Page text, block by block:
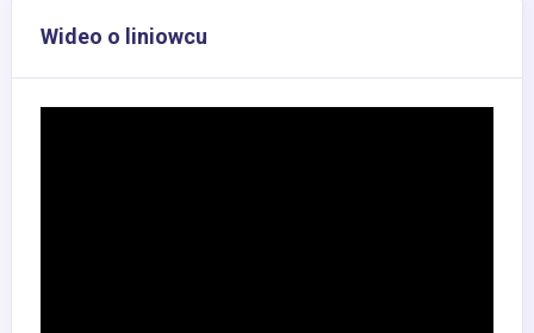
Wideo o liniowcu